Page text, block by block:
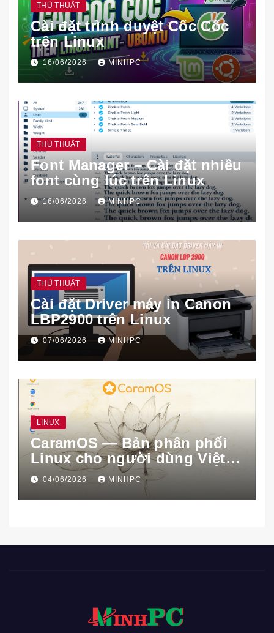
THỦ THUẬT
Cài đặt trình duyệt Cốc Cốc
trên Linux
16/06/2026 MINHPC
THỦ THUẬT
Font Manager – Cài đặt nhiều
font cùng lúc trên Linux
16/06/2026 MINHPC
THỦ THUẬT
Cài đặt Driver máy in Canon
LBP2900 trên Linux
07/06/2026 MINHPC
LINUX
CaramOS — Bản phân phối
Linux cho người dùng Việt
Nam
04/06/2026 MINHPC